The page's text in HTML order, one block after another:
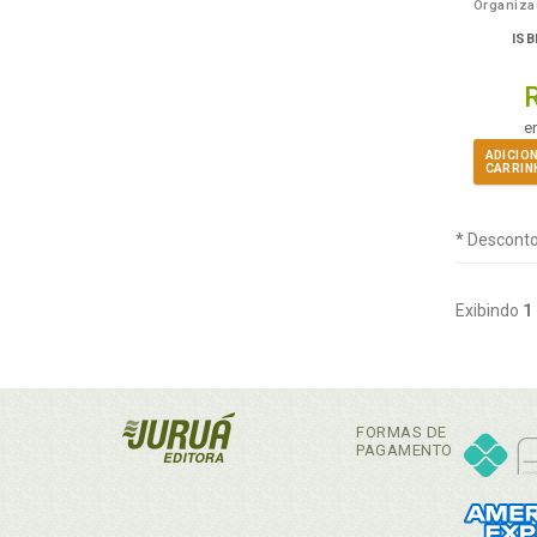
*
Exibindo 1
FORMAS DE
PAGAMENTO